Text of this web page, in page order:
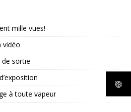
mille vues!
vidéo
de sortie
à toute vapeur